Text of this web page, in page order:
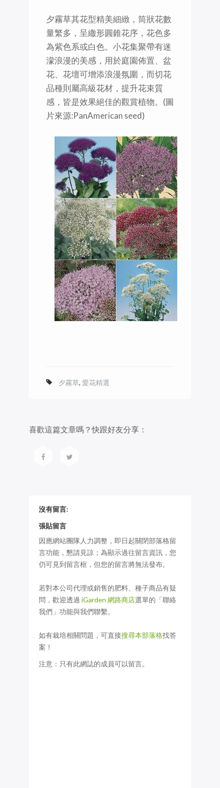
夕霧草其花型精美細緻，筒狀花數
量繁多，呈繖形圓錐花序，花色多
為紫色系或白色。小花集聚帶有迷
濛浪漫的美感，用於庭園佈置、盆
花、花壇可增添浪漫氛圍，而切花
品種則屬高級花材，提升花束質
感，皆是效果絕佳的觀賞植物。(圖
片來源:PanAmerican seed)
夕霧草, 愛花精選
喜歡這篇文章嗎？快跟好友分享：
沒有留言:
張貼留言
因應網站團隊人力調整，即日起關閉部落格留
言功能，懇請見諒；為顯示過往留言資訊，您
仍可見到留言框，但您的留言將無法發布。
若對本公司代理或銷售的肥料、種子商品有疑
問，歡迎透過 iGarden 網路商店選單的「聯絡
我們」功能與我們聯繫。
如有栽培相關問題，可直接搜尋本部落格找答
案！
注意：只有此網誌的成員可以留言。